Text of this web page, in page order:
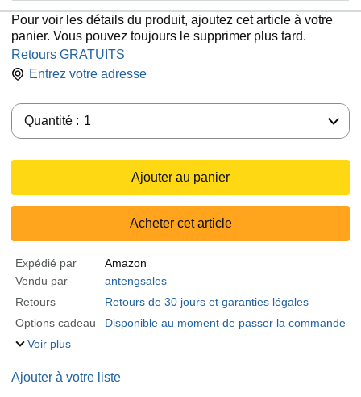
Pour voir les détails du produit, ajoutez cet article à votre
panier. Vous pouvez toujours le supprimer plus tard.
Retours GRATUITS
Entrez votre adresse
Quantité : 1
Ajouter au panier
Acheter cet article
Expédié par
Amazon
Vendu par
antengsales
Retours
Retours de 30 jours et garanties légales
Options cadeau
Disponible au moment de passer la commande
Voir plus
Ajouter à votre liste